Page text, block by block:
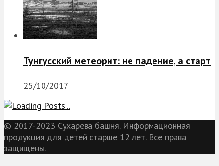
Тунгусский метеорит: не падение, а старт
25/10/2017
© 2017-2023 Сухарева башня. Информационная
продукция для детей старше 12 лет. Все права
защищены.